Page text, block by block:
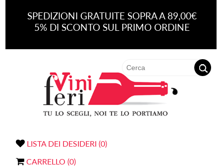
SPEDIZIONI GRATUITE SOPRA A 89,00€
5% DI SCONTO SUL PRIMO ORDINE
LISTA DEI DESIDERI (0)
CARRELLO (0)